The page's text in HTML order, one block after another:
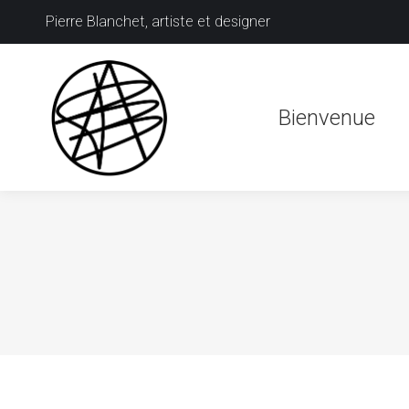
Pierre Blanchet, artiste et designer
Bienvenue
Bienvenue